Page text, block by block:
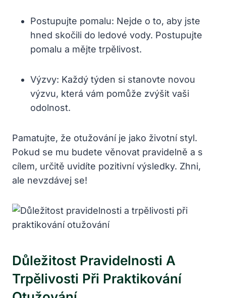
Postupujte pomalu: Nejde o to, aby jste
hned skočili do ledové vody. Postupujte
pomalu a mějte trpělivost.
Výzvy: Každý týden si stanovte novou
výzvu, která vám pomůže zvýšit vaši
odolnost.
Pamatujte, že otužování je jako životní styl.
Pokud se mu budete věnovat pravidelně a s
cílem, určitě uvidíte pozitivní výsledky. Zhni,
ale nevzdávej se!
Důležitost Pravidelnosti A
Trpělivosti Při Praktikování